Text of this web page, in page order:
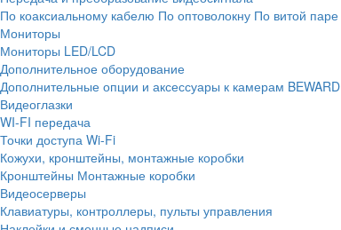
По коаксиальному кабелю По оптоволокну По витой паре
Мониторы
Мониторы LED/LCD
Дополнительное оборудование
Дополнительные опции и аксессуары к камерам BEWARD
Видеоглазки
WI-FI передача
Точки доступа Wi-Fi
Кожухи, кронштейны, монтажные коробки
Кронштейны Монтажные коробки
Видеосерверы
Клавиатуры, контроллеры, пульты управления